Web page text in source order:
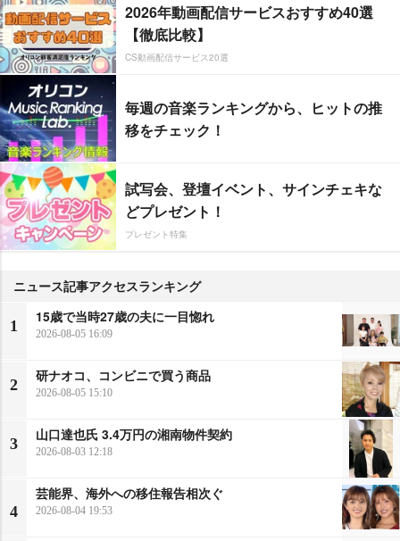
2026年動画配信サービスおすすめ40選
【徹底比較】
CS動画配信サービス20選
毎週の音楽ランキングから、ヒットの推
移をチェック！
試写会、登壇イベント、サインチェキな
どプレゼント！
プレゼント特集
ニュース記事アクセスランキング
1
15歳で当時27歳の夫に一目惚れ
2026-08-05 16:09
2
研ナオコ、コンビニで買う商品
2026-08-05 15:10
3
山口達也氏 3.4万円の湘南物件契約
2026-08-03 12:18
4
芸能界、海外への移住報告相次ぐ
2026-08-04 19:53